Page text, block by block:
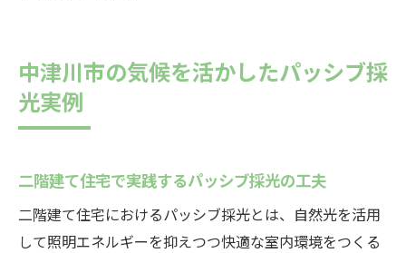
中津川市の気候を活かしたパッシブ採
光実例
二階建て住宅で実践するパッシブ採光の工夫
二階建て住宅におけるパッシブ採光とは、自然光を活用
して照明エネルギーを抑えつつ快適な室内環境をつくる